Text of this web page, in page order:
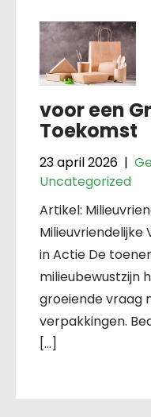
voor een
Toekomst
23 april 2026 |
Uncategorized
Artikel:
Milieuvriendelijke
in Actie De
milieubewustzijn
groeiende vraag
verpakkingen.
[…]